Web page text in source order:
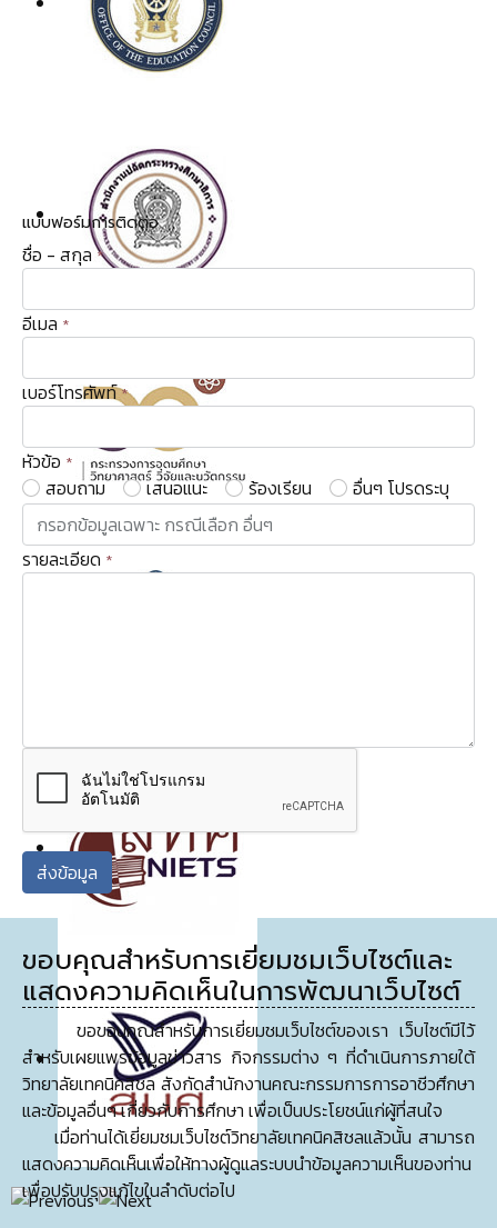
แบบฟอร์มการติดต่อ
ชื่อ - สกุล*
อีเมล *
เบอร์โทรศัพท์*
หัวข้อ *
สอบถาม เสนอแนะ ร้องเรียน อื่นๆ โปรดระบุ
รายละเอียด *
ส่งข้อมูล
ขอบคุณสำหรับการเยี่ยมชมเว็บไซต์และ
แสดงความคิดเห็นในการพัฒนาเว็บไซต์
ขอขอบคุณสำหรับการเยี่ยมชมเว็บไซต์ของเรา เว็บไซต์มีไว้
สำหรับเผยแพร่ข้อมูลข่าวสาร กิจกรรมต่าง ๆ ที่ดำเนินการภายใต้
วิทยาลัยเทคนิคสิชล สังกัดสำนักงานคณะกรรมการการอาชีวศึกษา
และข้อมูลอื่นๆ เกี่ยวกับการศึกษา เพื่อเป็นประโยชน์แก่ผู้ที่สนใจ
เมื่อท่านได้เยี่ยมชมเว็บไซต์วิทยาลัยเทคนิคสิชลแล้วนั้น สามารถ
แสดงความคิดเห็นเพื่อให้ทางผู้ดูแลระบบนำข้อมูลความเห็นของท่าน
เพื่อปรับปรุงแก้ไขในลำดับต่อไป